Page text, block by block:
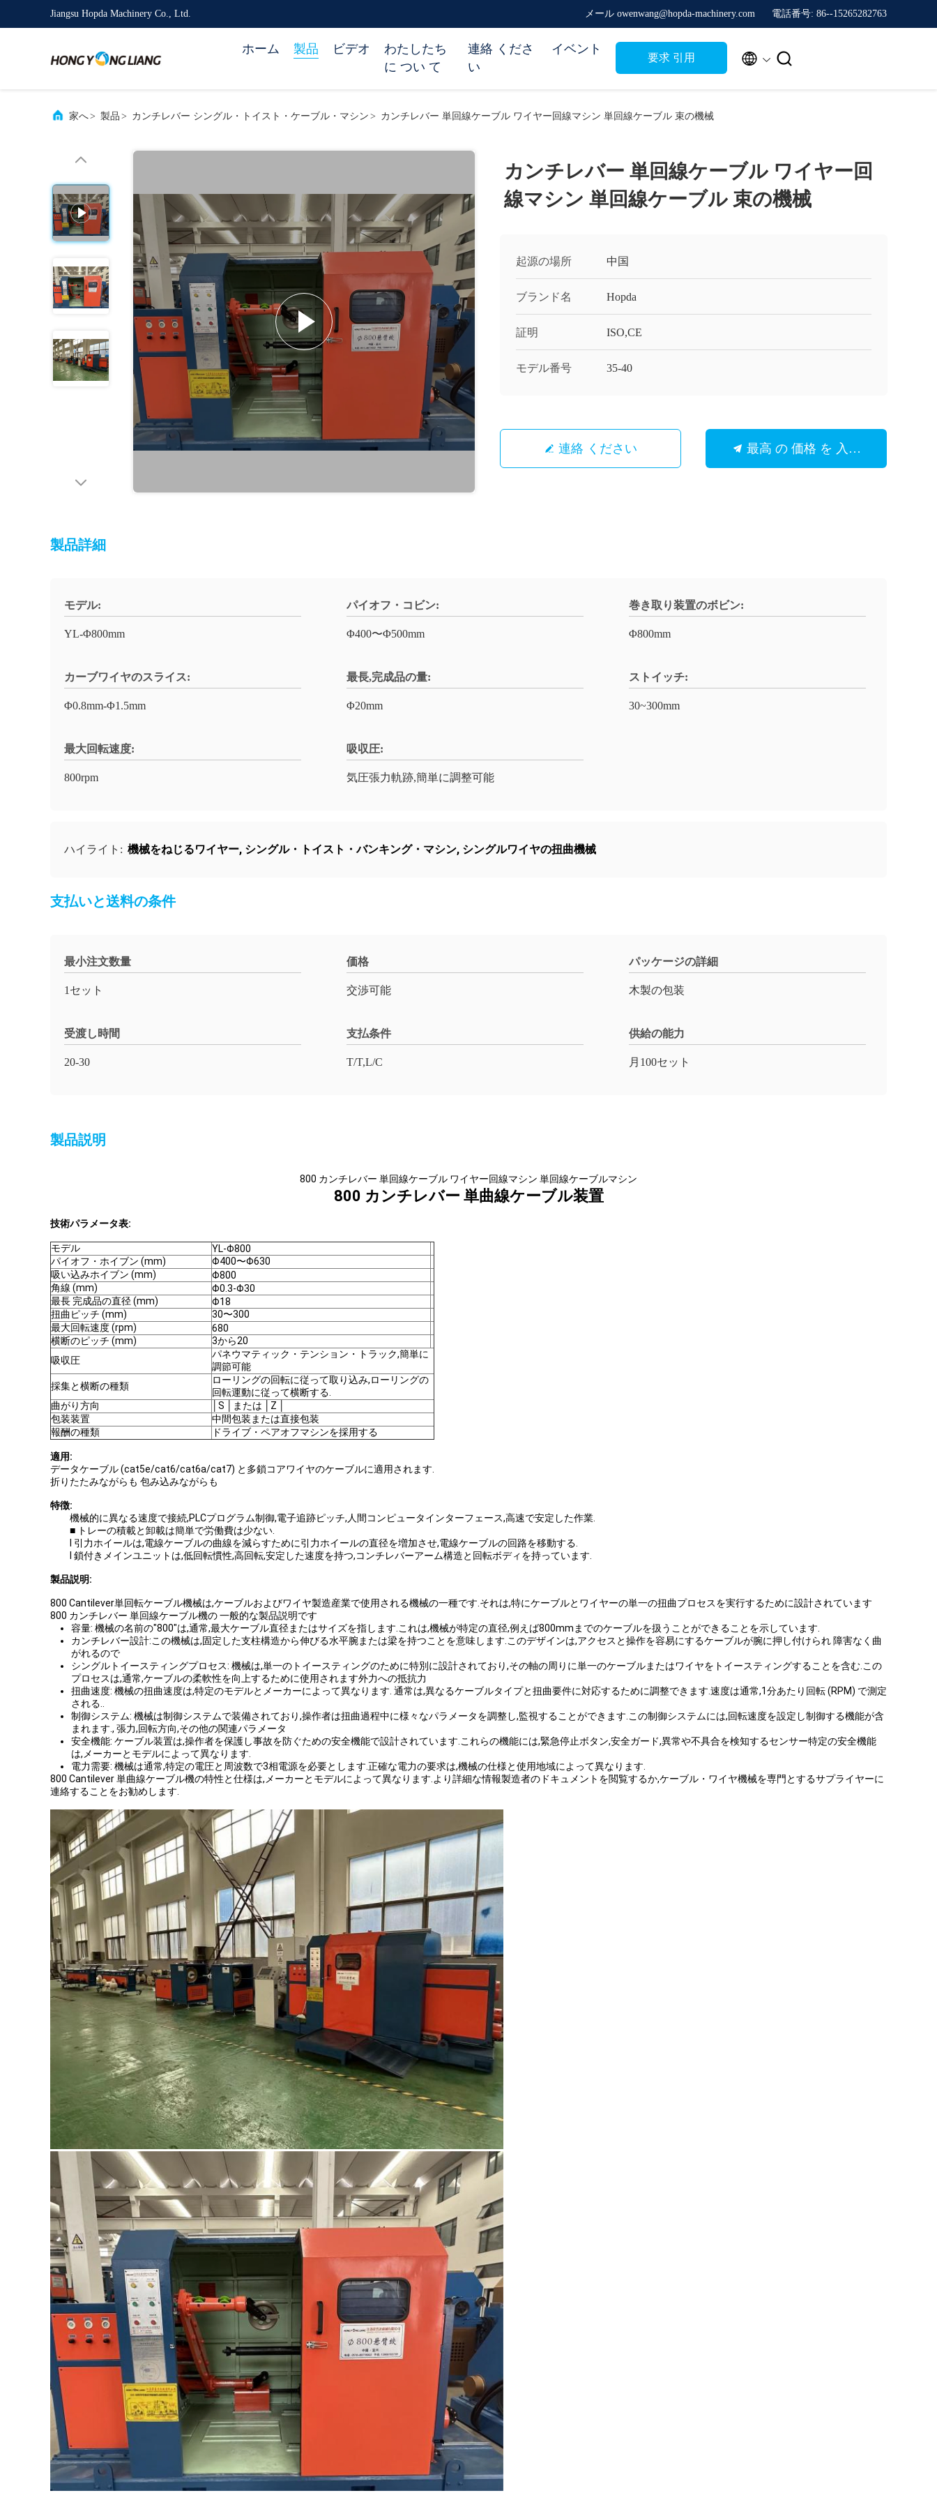
Jiangsu Hopda Machinery Co., Ltd. メール owenwang@hopda-machinery.com 電話番号: 86--15265282763
ホーム 製品 ビデオ
わたしたち
に つい て
連絡 くださ
い
イベント
要求 引用  
家へ> 製品 > カンチレバー シングル・トイスト・ケーブル・マシン > カンチレバー 単回線ケーブル ワイヤー回線マシン 単回線ケーブル 束の機械
カンチレバー 単回線ケーブル ワイヤー回
線マシン 単回線ケーブル 束の機械
起源の場所 中国
ブランド名 Hopda
証明 ISO,CE
モデル番号 35-40
連絡 ください 最高 の 価格 を 入手 する
製品詳細
モデル:
YL-Φ800mm
パイオフ・コビン:
Φ400〜Φ500mm
巻き取り装置のボビン:
Φ800mm
カーブワイヤのスライス:
Φ0.8mm-Φ1.5mm
最長,完成品の量:
Φ20mm
ストイッチ:
30~300mm
最大回転速度:
800rpm
吸収圧:
気圧張力軌跡,簡単に調整可能
ハイライト: 機械をねじるワイヤー, シングル・トイスト・バンキング・マシン, シングルワイヤの扭曲機械
支払いと送料の条件
最小注文数量
1セット
価格
交渉可能
パッケージの詳細
木製の包装
受渡し時間
20-30
支払条件
T/T,L/C
供給の能力
月100セット
製品説明
800 カンチレバー 単回線ケーブル ワイヤー回線マシン 単回線ケーブルマシン
800 カンチレバー 単曲線ケーブル装置
技術パラメータ表:
モデル
YL-Φ800
パイオフ・ホイブン (mm)
Φ400〜Φ630
吸い込みホイブン (mm)
Φ800
角線 (mm)
Φ0.3-Φ30
最長 完成品の直径 (mm)
Φ18
扭曲ピッチ (mm)
30〜300
最大回転速度 (rpm)
680
横断のピッチ (mm)
3から20
吸収圧
パネウマティック・テンション・トラック,簡単に
調節可能
採集と横断の種類
ローリングの回転に従って取り込み,ローリングの
回転運動に従って横断する.
曲がり方向
│S │または │Z │
包装装置
中間包装または直接包装
報酬の種類
ドライブ・ペアオフマシンを採用する
適用:
データケーブル (cat5e/cat6/cat6a/cat7) と多鎖コアワイヤのケーブルに適用されます.
折りたたみながらも 包み込みながらも
特徴:
機械的に異なる速度で接続,PLCプログラム制御,電子追跡ピッチ,人間コンピュータインターフェース,高速で安定した作業.
■ トレーの積載と卸載は簡単で労働費は少ない.
l 引力ホイールは,電線ケーブルの曲線を減らすために引力ホイールの直径を増加させ,電線ケーブルの回路を移動する.
l 鎖付きメインユニットは,低回転慣性,高回転,安定した速度を持つ,コンチレバーアーム構造と回転ボディを持っています.
製品説明:
800 Cantilever単回転ケーブル機械は,ケーブルおよびワイヤ製造産業で使用される機械の一種です.それは,特にケーブルとワイヤーの単一の扭曲プロセスを実行するために設計されています
800 カンチレバー 単回線ケーブル機の 一般的な製品説明です
容量: 機械の名前の"800"は,通常,最大ケーブル直径またはサイズを指します.これは,機械が特定の直径,例えば800mmまでのケーブルを扱うことができることを示しています.
カンチレバー設計:この機械は,固定した支柱構造から伸びる水平腕または梁を持つことを意味します.このデザインは,アクセスと操作を容易にするケーブルが腕に押し付けられ 障害なく曲
がれるので
シングルトイースティングプロセス: 機械は,単一のトイースティングのために特別に設計されており,その軸の周りに単一のケーブルまたはワイヤをトイースティングすることを含む.この
プロセスは,通常,ケーブルの柔軟性を向上するために使用されます外力への抵抗力
扭曲速度: 機械の扭曲速度は,特定のモデルとメーカーによって異なります. 通常は,異なるケーブルタイプと扭曲要件に対応するために調整できます.速度は通常,1分あたり回転 (RPM) で測定
される..
制御システム: 機械は制御システムで装備されており,操作者は扭曲過程中に様々なパラメータを調整し,監視することができます.この制御システムには,回転速度を設定し制御する機能が含
まれます., 張力,回転方向,その他の関連パラメータ
安全機能: ケーブル装置は,操作者を保護し事故を防ぐための安全機能で設計されています.これらの機能には,緊急停止ボタン,安全ガード,異常や不具合を検知するセンサー特定の安全機能
は,メーカーとモデルによって異なります.
電力需要: 機械は通常,特定の電圧と周波数で3相電源を必要とします.正確な電力の要求は,機械の仕様と使用地域によって異なります.
800 Cantilever 単曲線ケーブル機の特性と仕様は,メーカーとモデルによって異なります.より詳細な情報製造者のドキュメントを閲覧するか,ケーブル・ワイヤ機械を専門とするサプライヤーに
連絡することをお勧めします.